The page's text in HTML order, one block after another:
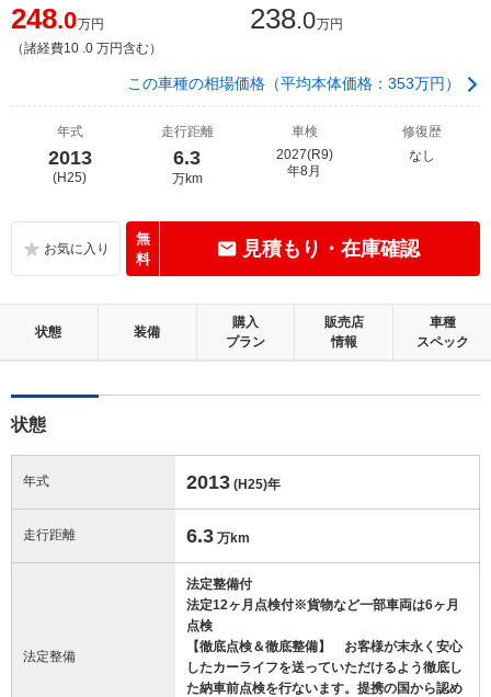
248.0万円
（諸経費10 .0 万円含む）
238.0万円
この車種の相場価格（平均本体価格：353万円）
年式
2013
(H25)
走行距離
6.3
万km
車検
2027(R9)
年8月
修復歴
なし
無
料
見積もり・在庫確認
状態 装備
購入
プラン
販売店
情報
車種
スペック
状態
年式 2013 (H25)年
走行距離 6.3 万km
法定整備
法定整備付
法定12ヶ月点検付※貨物など一部車両は6ヶ月
点検
【徹底点検＆徹底整備】 お客様が末永く安心
したカーライフを送っていただけるよう徹底し
た納車前点検を行ないます。提携の国から認め